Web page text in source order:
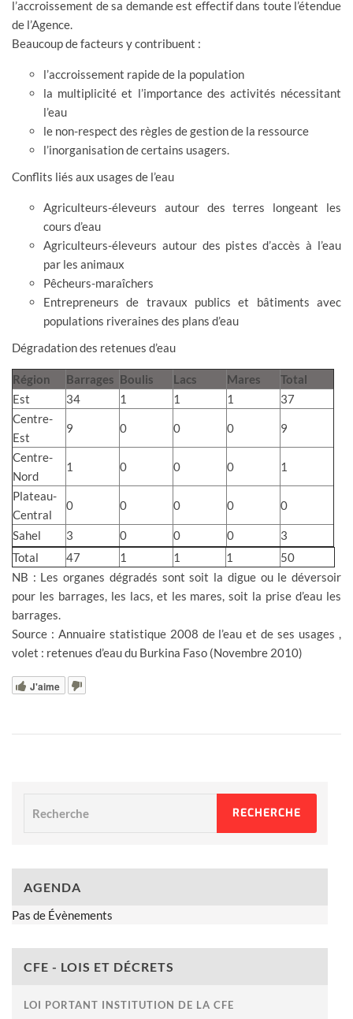
l’accroissement de sa demande est effectif dans toute l’étendue
de l’Agence.
Beaucoup de facteurs y contribuent :
l’accroissement rapide de la population
la multiplicité et l’importance des activités nécessitant
l’eau
le non-respect des règles de gestion de la ressource
l’inorganisation de certains usagers.
Conflits liés aux usages de l’eau
Agriculteurs-éleveurs autour des terres longeant les
cours d’eau
Agriculteurs-éleveurs autour des pistes d’accès à l’eau
par les animaux
Pêcheurs-maraîchers
Entrepreneurs de travaux publics et bâtiments avec
populations riveraines des plans d’eau
Dégradation des retenues d’eau
Région Barrages Boulis Lacs Mares
Total
Est
34 1 1 1
37
Centre-
Est
9 0 0 0 9
Centre-
Nord
1 0 0 0 1
Plateau-
Central
0 0 0 0 0
Sahel 3 0 0 0
3
Total
47 1 1 1
50
NB : Les organes dégradés sont soit la digue ou le déversoir
pour les barrages, les lacs, et les mares, soit la prise d’eau les
barrages.
Source : Annuaire statistique 2008 de l’eau et de ses usages ,
volet : retenues d’eau du Burkina Faso (Novembre 2010)
J'aime
RECHERCHE
AGENDA
Pas de Évènements
CFE - LOIS ET DÉCRETS
LOI PORTANT INSTITUTION DE LA CFE